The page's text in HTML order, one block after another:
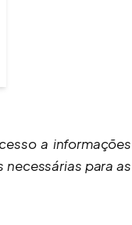
a informações
para as